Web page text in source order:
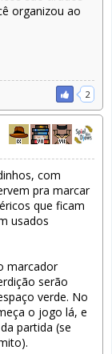
organizou ao
2
com
pra marcar
que ficam
usados
marcador
serão
verde. No
o jogo lá, e
partida (se